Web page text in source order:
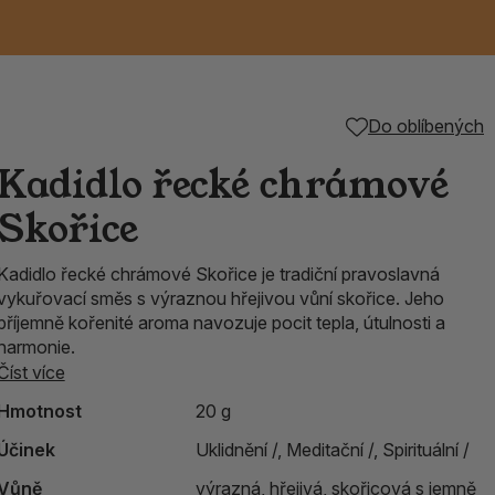
Do oblíbených
řecké chrámové
řecké chrámové Skořice je tradiční pravoslavná
směs s výraznou hřejivou vůní skořice. Jeho
kořenité aroma navozuje pocit tepla, útulnosti a
více
20 g
Uklidnění /, Meditační /, Spirituální /
výrazná, hřejivá, skořicová s jemně